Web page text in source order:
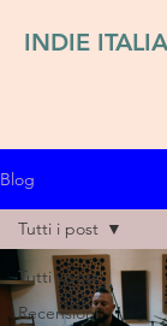
INDIE ITALIA
Blog
Tutti i post
Recensioni
Tutti i post